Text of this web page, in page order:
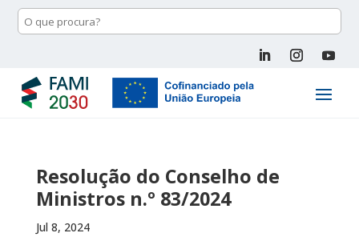
Resolução do Conselho de
Ministros n.º 83/2024
Jul 8, 2024